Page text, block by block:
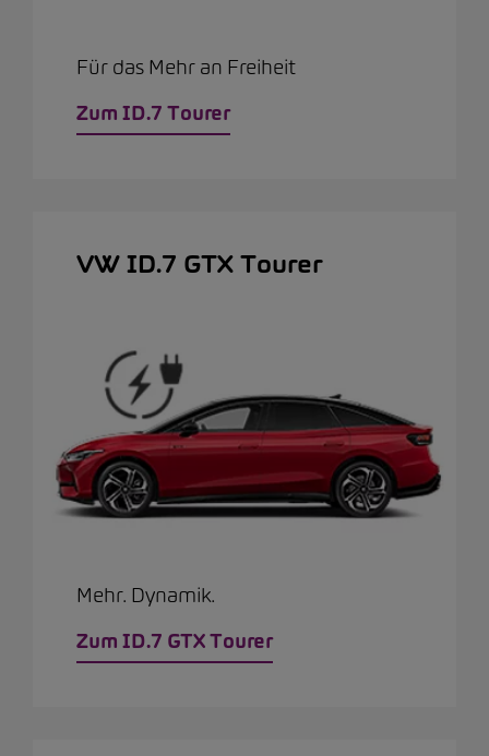
Für das Mehr an Freiheit
Zum ID.7 Tourer
VW ID.7 GTX Tourer
Mehr. Dynamik.
Zum ID.7 GTX Tourer